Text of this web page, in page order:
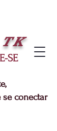
TK
SE
conectar